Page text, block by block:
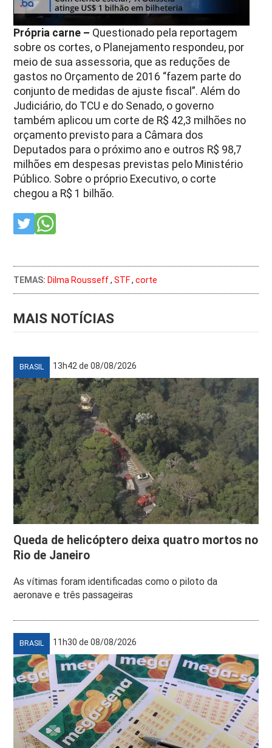
Própria carne – Questionado pela reportagem
sobre os cortes, o Planejamento respondeu, por
meio de sua assessoria, que as reduções de
gastos no Orçamento de 2016 “fazem parte do
conjunto de medidas de ajuste fiscal”. Além do
Judiciário, do TCU e do Senado, o governo
também aplicou um corte de R$ 42,3 milhões no
orçamento previsto para a Câmara dos
Deputados para o próximo ano e outros R$ 98,7
milhões em despesas previstas pelo Ministério
Público. Sobre o próprio Executivo, o corte
chegou a R$ 1 bilhão.
TEMAS: Dilma Rousseff,STF,corte
MAIS NOTÍCIAS
BRASIL 13h42 de 08/08/2026
Queda de helicóptero deixa quatro mortos no
Rio de Janeiro
As vítimas foram identificadas como o piloto da
aeronave e três passageiras
BRASIL 11h30 de 08/08/2026